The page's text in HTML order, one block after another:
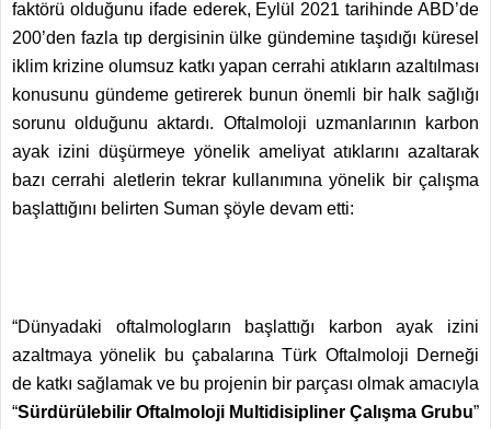
faktörü olduğunu ifade ederek, Eylül 2021 tarihinde ABD’de
200’den fazla tıp dergisinin ülke gündemine taşıdığı küresel
iklim krizine olumsuz katkı yapan cerrahi atıkların azaltılması
konusunu gündeme getirerek bunun önemli bir halk sağlığı
sorunu olduğunu aktardı. Oftalmoloji uzmanlarının karbon
ayak izini düşürmeye yönelik ameliyat atıklarını azaltarak
bazı cerrahi aletlerin tekrar kullanımına yönelik bir çalışma
başlattığını belirten Suman şöyle devam etti:
“Dünyadaki oftalmologların başlattığı karbon ayak izini
azaltmaya yönelik bu çabalarına Türk Oftalmoloji Derneği
de katkı sağlamak ve bu projenin bir parçası olmak amacıyla
“Sürdürülebilir Oftalmoloji Multidisipliner Çalışma Grubu”